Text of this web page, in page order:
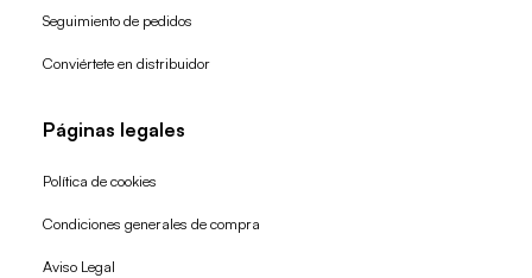
Seguimiento de pedidos
Conviértete en distribuidor
Páginas legales
Política de cookies
Condiciones generales de compra
Aviso Legal